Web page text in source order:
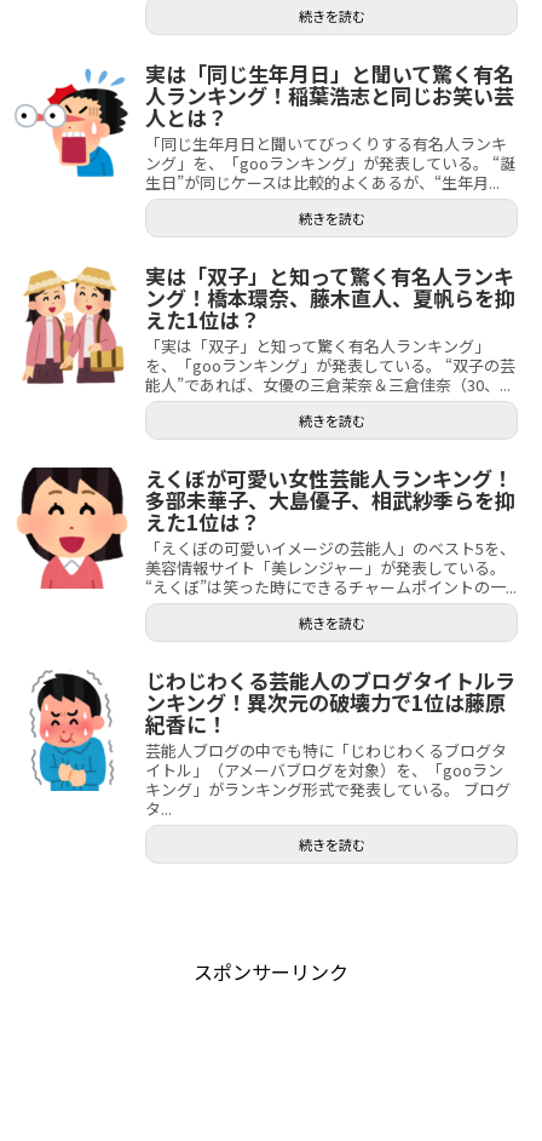
続きを読む
実は「同じ生年月日」と聞いて驚く有名
人ランキング！稲葉浩志と同じお笑い芸
人とは？
「同じ生年月日と聞いてびっくりする有名人ランキ
ング」を、「gooランキング」が発表している。 “誕
生日”が同じケースは比較的よくあるが、“生年月...
続きを読む
実は「双子」と知って驚く有名人ランキ
ング！橋本環奈、藤木直人、夏帆らを抑
えた1位は？
「実は「双子」と知って驚く有名人ランキング」
を、「gooランキング」が発表している。 “双子の芸
能人”であれば、女優の三倉茉奈＆三倉佳奈（30、...
続きを読む
えくぼが可愛い女性芸能人ランキング！
多部未華子、大島優子、相武紗季らを抑
えた1位は？
「えくぼの可愛いイメージの芸能人」のベスト5を、
美容情報サイト「美レンジャー」が発表している。
“えくぼ”は笑った時にできるチャームポイントの一...
続きを読む
じわじわくる芸能人のブログタイトルラ
ンキング！異次元の破壊力で1位は藤原
紀香に！
芸能人ブログの中でも特に「じわじわくるブログタ
イトル」（アメーバブログを対象）を、「gooラン
キング」がランキング形式で発表している。 ブログ
タ...
続きを読む
スポンサーリンク